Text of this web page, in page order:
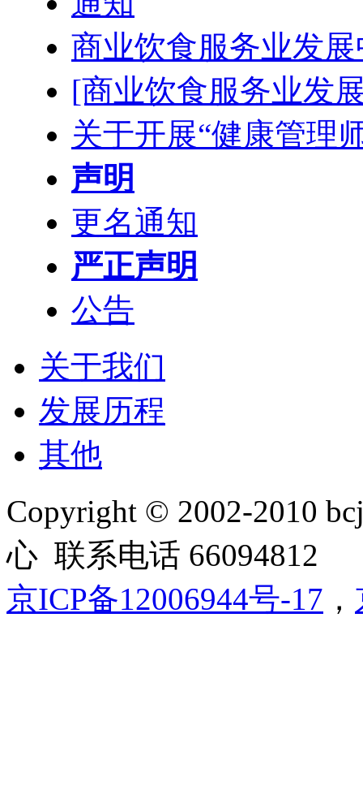
商业饮食服务业发
[商业饮食服务业发
关于开展“健康管理
声明
更名通知
严正声明
公告
关于我们
发展历程
其他
Copyright © 2002-2010
心 联系电话 66094812
京ICP备12006944号-17 ，